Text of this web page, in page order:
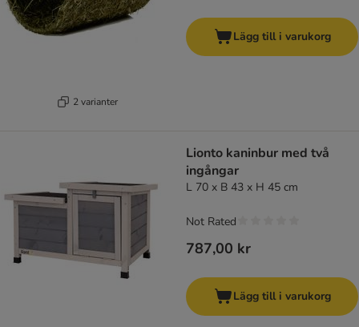
2 varianter
Lägg till i varukorg
Lionto kaninbur med två
ingångar
L 70 x B 43 x H 45 cm
787,00 kr
Not Rated
Lägg till i varukorg